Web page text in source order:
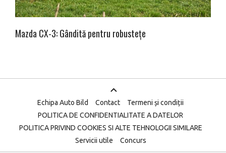
Mazda CX-3: Gândită pentru robustețe
Echipa Auto Bild Contact
Termeni și condiții
POLITICA DE CONFIDENTIALITATE A DATELOR
POLITICA PRIVIND COOKIES SI ALTE TEHNOLOGII SIMILARE
Servicii utile
Concurs